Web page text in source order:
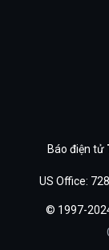
Báo điện tử
US Office:
© 1997-